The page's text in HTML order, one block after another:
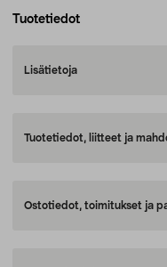
Tuotetiedot
Lisätietoja
Tuotetiedot, liitteet ja
Ostotiedot, toimitukset ja